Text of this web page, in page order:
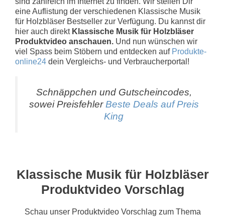
eine Auflistung der verschiedenen Klassische Musik
für Holzbläser Bestseller zur Verfügung. Du kannst dir
hier auch direkt Klassische Musik für Holzbläser
Produktvideo anschauen. Und nun wünschen wir
viel Spass beim Stöbern und entdecken auf Produkte-
online24 dein Vergleichs- und Verbraucherportal!
Schnäppchen und Gutscheincodes,
sowei Preisfehler Beste Deals auf Preis
King
Klassische Musik für Holzbläser
Produktvideo Vorschlag
Schau unser Produktvideo Vorschlag zum Thema